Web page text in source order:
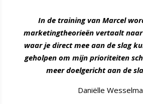
In de training van Marcel
marketingtheorieën vertaalt
waar je direct mee aan de slag
geholpen om mijn prioriteiten
meer doelgericht aan de
Daniëlle